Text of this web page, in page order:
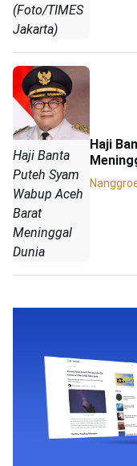
(Foto/TIMES
Jakarta)
Haji Banta
Puteh Syam
Wabup Aceh
Barat
Meninggal
Dunia
Haji